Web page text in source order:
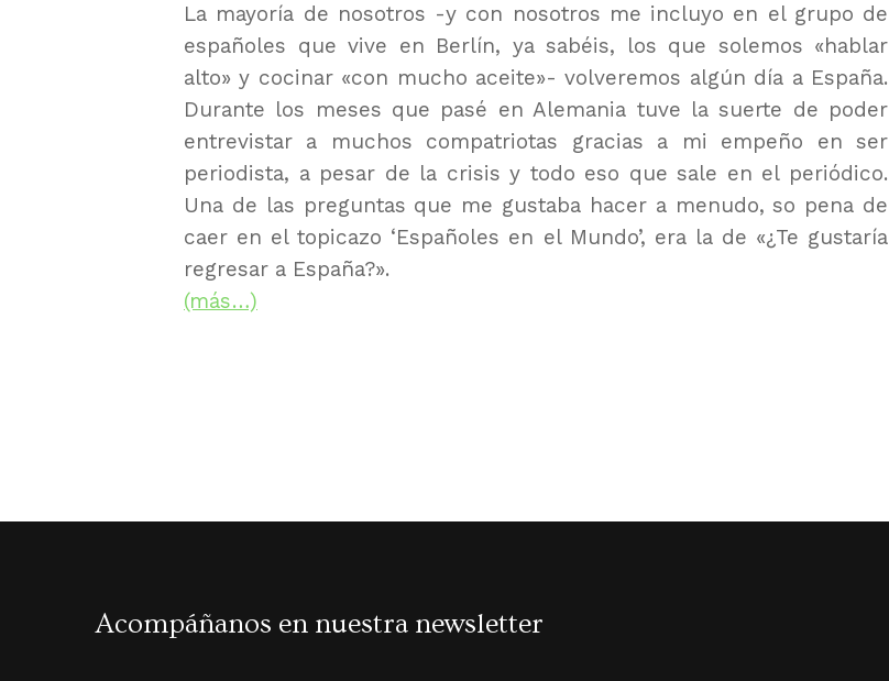
La mayoría de nosotros -y con nosotros me incluyo en el grupo de
españoles que vive en Berlín, ya sabéis, los que solemos «hablar
alto» y cocinar «con mucho aceite»- volveremos algún día a España.
Durante los meses que pasé en Alemania tuve la suerte de poder
entrevistar a muchos compatriotas gracias a mi empeño en ser
periodista, a pesar de la crisis y todo eso que sale en el periódico.
Una de las preguntas que me gustaba hacer a menudo, so pena de
caer en el topicazo ‘Españoles en el Mundo’, era la de «¿Te gustaría
regresar a España?».
(más…)
Acompáñanos en nuestra newsletter